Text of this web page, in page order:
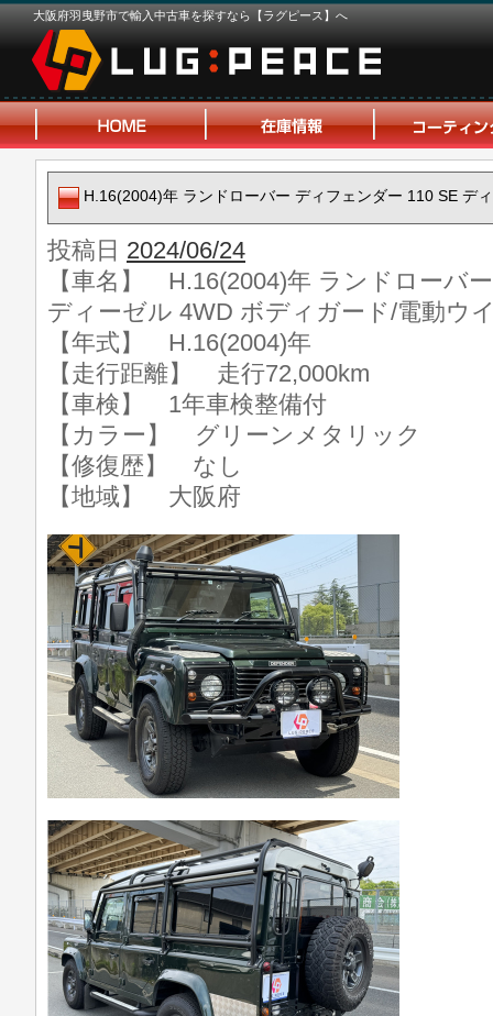
大阪府羽曳野市で輸入中古車を探すなら【ラグピース】へ
H.16(2004)年 ランドローバー ディフェンダー 110 SE デ
投稿日 2024/06/24
【車名】 H.16(2004)年 ランドローバ
ディーゼル 4WD ボディガード/電動ウ
【年式】 H.16(2004)年
【走行距離】 走行72,000km
【車検】 1年車検整備付
【カラー】 グリーンメタリック
【修復歴】 なし
【地域】 大阪府